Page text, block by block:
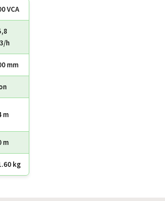
VCA
h
mm
m
m
kg